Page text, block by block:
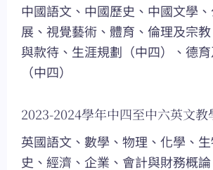
中國語文、中國歷史、中國文學
展、視覺藝術、體育、倫理及宗
與款待、生涯規劃（中四）、德
（中四）
2023-2024學年中四至中六英文教
英國語文、數學、物理、化學、
史、經濟、企業、會計與財務概